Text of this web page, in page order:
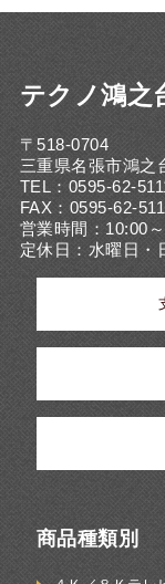
テクノ鴻之
〒518-0704
三重県名張市鴻之
TEL：0595-62-
FAX：0595-62-
営業時間：10:00
定休日：水曜日・
商品種類別